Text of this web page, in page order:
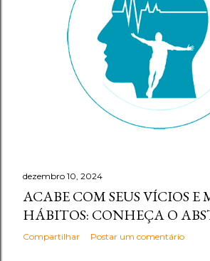
dezembro 10, 2024
ACABE COM SEUS VÍCIOS E
HÁBITOS: CONHEÇA O
Compartilhar Postar um comentário